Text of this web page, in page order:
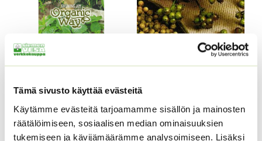
Tämä sivusto käyttää evästeitä
Käytämme evästeitä tarjoamamme sisällön ja mainosten
räätälöimiseen, sosiaalisen median ominaisuuksien
tukemiseen ja kävijämäärämme analysoimiseen. Lisäksi
Sitruunamelissa LUOMU
ALE!
Korianteri noin 200 s /
2 g.